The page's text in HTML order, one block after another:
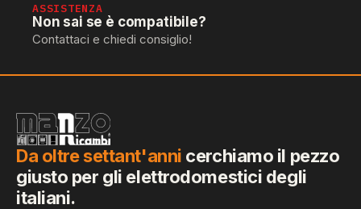
ASSISTENZA
Non sai se è compatibile?
Contattaci e chiedi consiglio!
Da oltre settant'anni cerchiamo il pezzo
giusto per gli elettrodomestici degli
italiani.